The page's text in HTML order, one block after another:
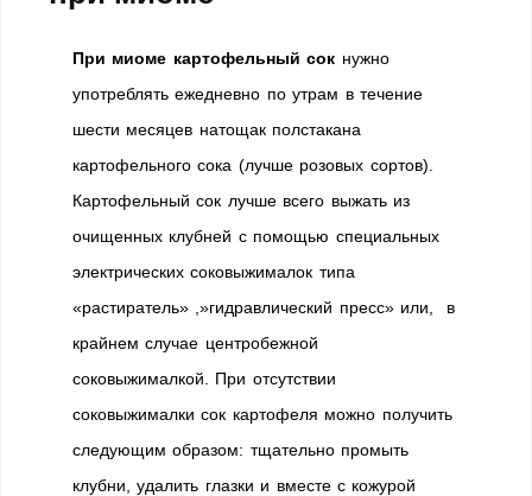
При миоме картофельный сок нужно
употреблять ежедневно по утрам в течение
шести месяцев натощак полстакана
картофельного сока (лучше розовых сортов).
Картофельный сок лучше всего выжать из
очищенных клубней с помощью специальных
электрических соковыжималок типа
«растиратель» ,»гидравлический пресс» или, в
крайнем случае центробежной
соковыжималкой. При отсутствии
соковыжималки сок картофеля можно получить
следующим образом: тщательно промыть
клубни, удалить глазки и вместе с кожурой